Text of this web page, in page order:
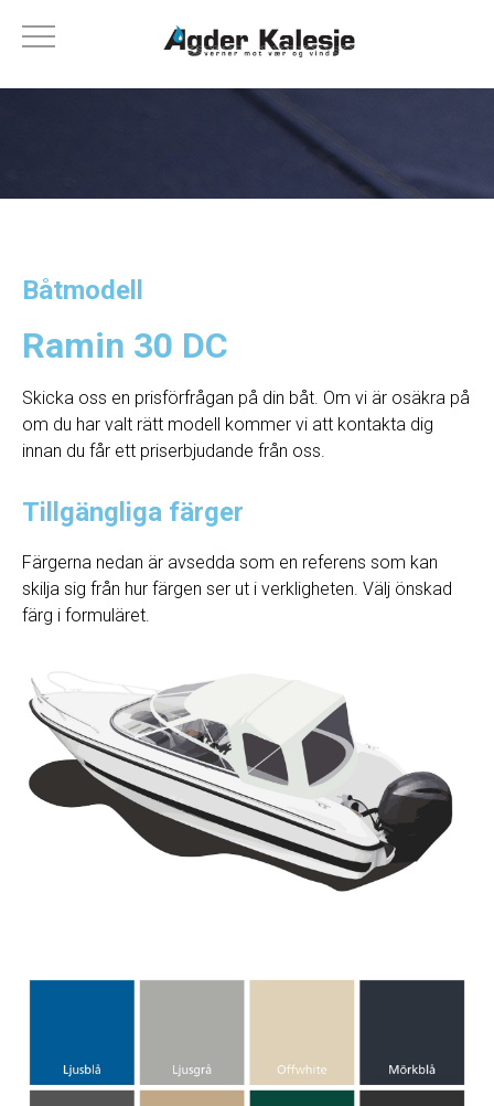
Båtmodell
Ramin 30 DC
Skicka oss en prisförfrågan på din båt. Om vi ​​är osäkra på
om du har valt rätt modell kommer vi att kontakta dig
innan du får ett priserbjudande från oss.
Tillgängliga färger
Färgerna nedan är avsedda som en referens som kan
skilja sig från hur färgen ser ut i verkligheten. Välj önskad
färg i formuläret.